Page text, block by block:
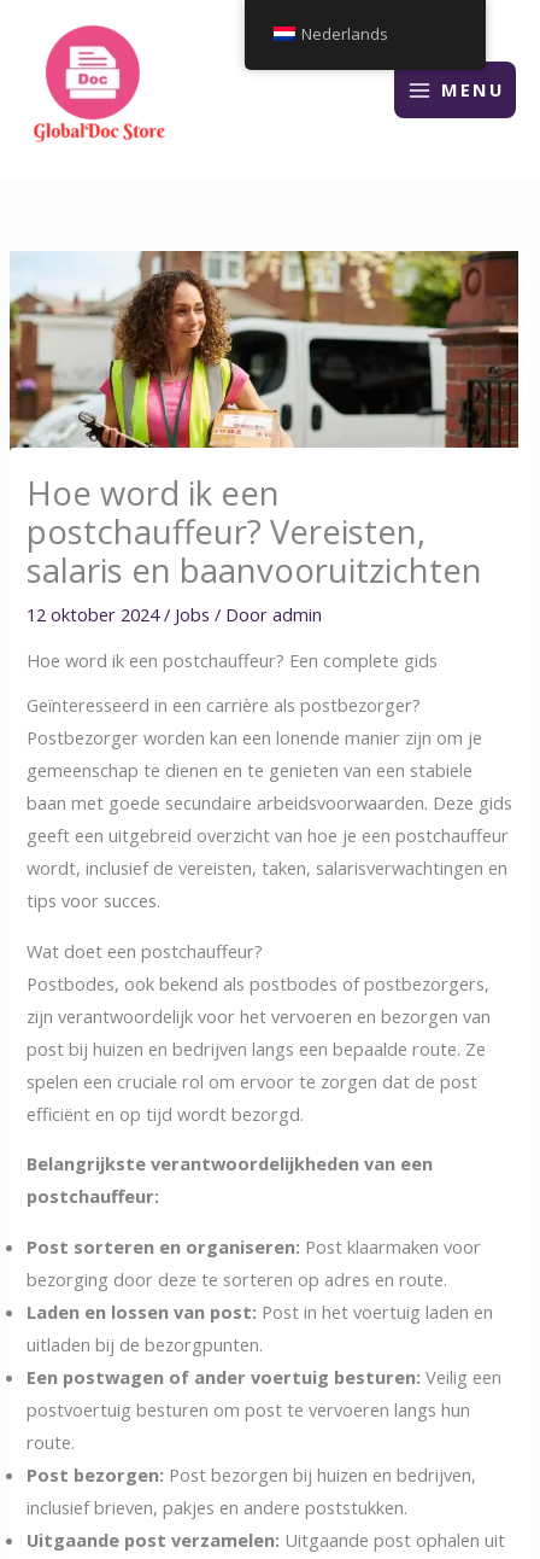
inhoud
MENU
Hoe word ik een
postchauffeur? Vereisten,
salaris en baanvooruitzichten
12 oktober 2024/ Jobs / Dooradmin
Hoe word ik een postchauffeur? Een complete gids
Geïnteresseerd in een carrière als postbezorger?
Postbezorger worden kan een lonende manier zijn om je
gemeenschap te dienen en te genieten van een stabiele
baan met goede secundaire arbeidsvoorwaarden. Deze gids
geeft een uitgebreid overzicht van hoe je een postchauffeur
wordt, inclusief de vereisten, taken, salarisverwachtingen en
tips voor succes.
Wat doet een postchauffeur?
Postbodes, ook bekend als postbodes of postbezorgers,
zijn verantwoordelijk voor het vervoeren en bezorgen van
post bij huizen en bedrijven langs een bepaalde route. Ze
spelen een cruciale rol om ervoor te zorgen dat de post
efficiënt en op tijd wordt bezorgd.
Belangrijkste verantwoordelijkheden van een
postchauffeur:
Post sorteren en organiseren: Post klaarmaken voor
bezorging door deze te sorteren op adres en route.
Laden en lossen van post: Post in het voertuig laden en
uitladen bij de bezorgpunten.
Een postwagen of ander voertuig besturen: Veilig een
postvoertuig besturen om post te vervoeren langs hun
route.
Post bezorgen: Post bezorgen bij huizen en bedrijven,
inclusief brieven, pakjes en andere poststukken.
Uitgaande post verzamelen: Uitgaande post ophalen uit
Nederlands